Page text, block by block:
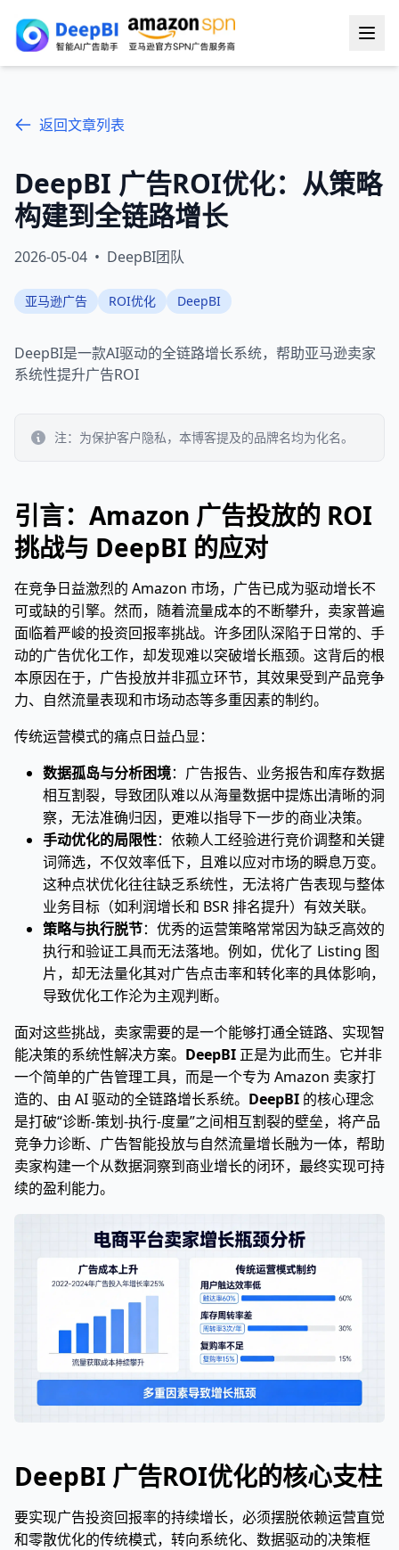
返回文章列表
DeepBI 广告ROI优化：从策略
构建到全链路增长
2026-05-04 • DeepBI团队
亚马逊广告 ROI优化 DeepBI
DeepBI是一款AI驱动的全链路增长系统，帮助亚马逊卖家
系统性提升广告ROI
注：为保护客户隐私，本博客提及的品牌名均为化名。
引言：Amazon 广告投放的 ROI
挑战与 DeepBI 的应对
在竞争日益激烈的 Amazon 市场，广告已成为驱动增长不
可或缺的引擎。然而，随着流量成本的不断攀升，卖家普遍
面临着严峻的投资回报率挑战。许多团队深陷于日常的、手
动的广告优化工作，却发现难以突破增长瓶颈。这背后的根
本原因在于，广告投放并非孤立环节，其效果受到产品竞争
力、自然流量表现和市场动态等多重因素的制约。
传统运营模式的痛点日益凸显：
数据孤岛与分析困境：广告报告、业务报告和库存数据
相互割裂，导致团队难以从海量数据中提炼出清晰的洞
察，无法准确归因，更难以指导下一步的商业决策。
手动优化的局限性：依赖人工经验进行竞价调整和关键
词筛选，不仅效率低下，且难以应对市场的瞬息万变。
这种点状优化往往缺乏系统性，无法将广告表现与整体
业务目标（如利润增长和 BSR 排名提升）有效关联。
策略与执行脱节：优秀的运营策略常常因为缺乏高效的
执行和验证工具而无法落地。例如，优化了 Listing 图
片，却无法量化其对广告点击率和转化率的具体影响，
导致优化工作沦为主观判断。
面对这些挑战，卖家需要的是一个能够打通全链路、实现智
能决策的系统性解决方案。 DeepBI 正是为此而生。它并非
一个简单的广告管理工具，而是一个专为 Amazon 卖家打
造的、由 AI 驱动的全链路增长系统。 DeepBI 的核心理念
是打破“诊断-策划-执行-度量”之间相互割裂的壁垒，将产品
竞争力诊断、广告智能投放与自然流量增长融为一体，帮助
卖家构建一个从数据洞察到商业增长的闭环，最终实现可持
续的盈利能力。
DeepBI 广告ROI优化的核心支柱
要实现广告投资回报率的持续增长，必须摆脱依赖运营直觉
和零散优化的传统模式，转向系统化、数据驱动的决策框